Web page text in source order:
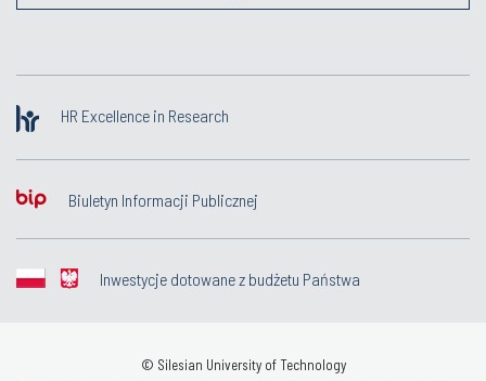
HR Excellence in Research
Biuletyn Informacji Publicznej
Inwestycje dotowane z budżetu Państwa
© Silesian University of Technology